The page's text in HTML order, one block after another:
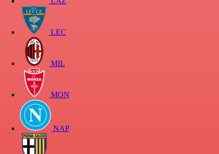
LEC
MIL
MON
NAP